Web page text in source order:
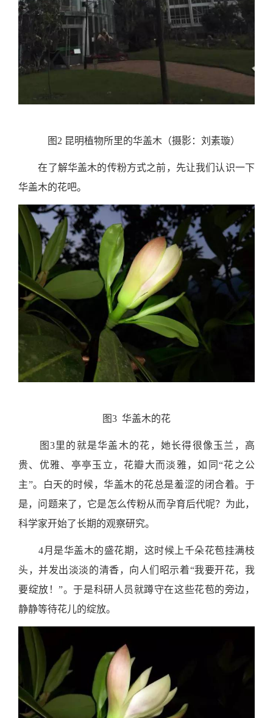
图2 昆明植物所里的华盖木（摄影：刘素璇）
在了解华盖木的传粉方式之前，先让我们认识一下
华盖木的花吧。
图3 华盖木的花
图3里的就是华盖木的花，她长得很像玉兰，高
贵、优雅、亭亭玉立，花瓣大而淡雅，如同“花之公
主”。白天的时候，华盖木的花总是羞涩的闭合着。于
是，问题来了，它是怎么传粉从而孕育后代呢？为此，
科学家开始了长期的观察研究。
4月是华盖木的盛花期，这时候上千朵花苞挂满枝
头，并发出淡淡的清香，向人们昭示着“我要开花，我
要绽放！”。于是科研人员就蹲守在这些花苞的旁边，
静静等待花儿的绽放。